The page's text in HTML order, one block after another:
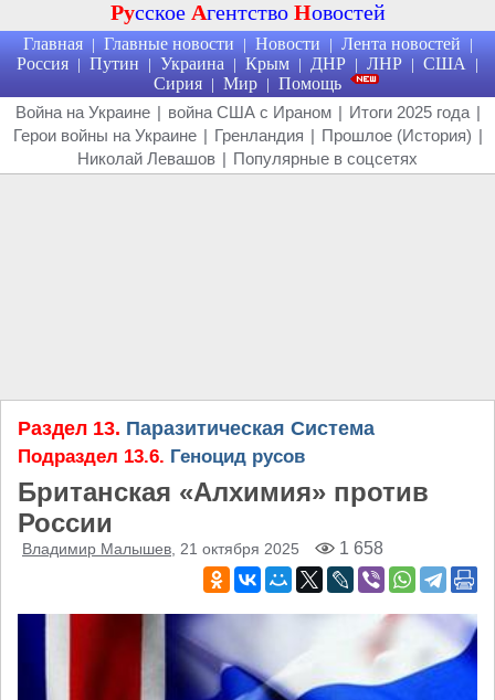
Русское Агентство Новостей
Главная | Главные новости | Новости | Лента новостей |
Россия | Путин | Украина | Крым | ДНР | ЛНР | США |
Сирия | Мир | Помощь
Война на Украине | война США с Ираном | Итоги 2025 года |
Герои войны на Украине | Гренландия | Прошлое (История) |
Николай Левашов | Популярные в соцсетях
Раздел 13. Паразитическая Система
Подраздел 13.6. Геноцид русов
Британская «Алхимия» против
России
Владимир Малышев , 21 октября 2025 1 658